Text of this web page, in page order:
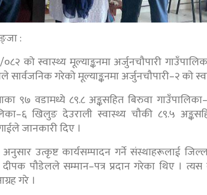
:
को स्वास्थ्य मूल्याङ्कनमा अर्जुनचौपारी
सार्वजनिक गरेको मूल्याङ्कनमा अर्जुनचौपारी–२ को
९७ वडामध्ये ८९.८ अङ्कसहित बिरुवा
खिलुङ देउराली स्वास्थ्य चौकी ८९.५
जानकारी दिए ।
उत्कृष्ट कार्यसम्पादन गर्ने संस्थाहरूलाई
पौडेलले सम्मान–पत्र प्रदान गरेका थिए ।
गरे ।